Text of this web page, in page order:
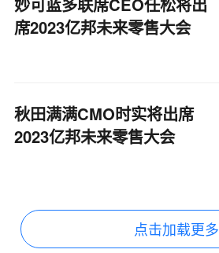
妙可蓝多联席CEO任松将出
席2023亿邦未来零售大会
秋田满满CMO时实将出席
2023亿邦未来零售大会
点击加载更多